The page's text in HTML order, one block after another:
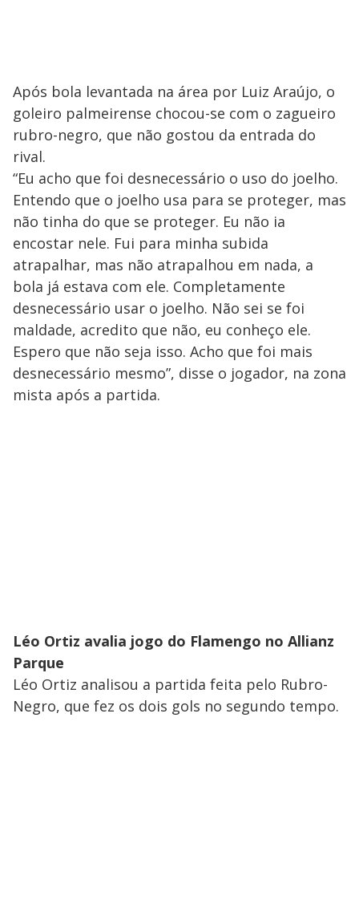
Após bola levantada na área por Luiz Araújo, o
goleiro palmeirense chocou-se com o zagueiro
rubro-negro, que não gostou da entrada do
rival.
“Eu acho que foi desnecessário o uso do joelho.
Entendo que o joelho usa para se proteger, mas
não tinha do que se proteger. Eu não ia
encostar nele. Fui para minha subida
atrapalhar, mas não atrapalhou em nada, a
bola já estava com ele. Completamente
desnecessário usar o joelho. Não sei se foi
maldade, acredito que não, eu conheço ele.
Espero que não seja isso. Acho que foi mais
desnecessário mesmo”, disse o jogador, na zona
mista após a partida.
Léo Ortiz avalia jogo do Flamengo no Allianz
Parque
Léo Ortiz analisou a partida feita pelo Rubro-
Negro, que fez os dois gols no segundo tempo.